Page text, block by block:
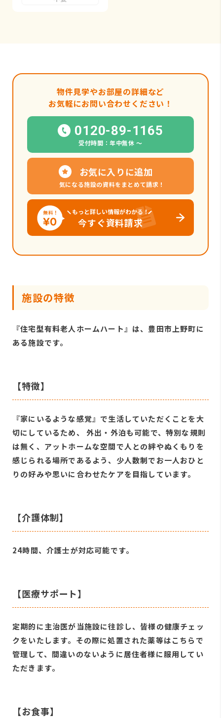
物件見学やお部屋の詳細など
お気軽にお問い合わせください！
0120-89-1165
受付時間：年中無休 〜
お気に入りに追加
気になる施設の資料をまとめて請求！
もっと詳しい情報がわかる！
今すぐ資料請求
施設の特徴
『住宅型有料老人ホームハート』は、豊田市上野町に
ある施設です。
【特徴】
『家にいるような感覚』で生活していただくことを大
切にしているため、 外出・外泊も可能で、特別な規則
は無く、アットホームな空間で人との絆やぬくもりを
感じられる場所であるよう、少人数制でお一人おひと
りの好みや思いに合わせたケアを目指しています。
【介護体制】
24時間、介護士が対応可能です。
【医療サポート】
定期的に主治医が当施設に往診し、皆様の健康チェッ
クをいたします。その際に処置された薬等はこちらで
管理して、間違いのないように居住者様に服用してい
ただきます。
【お食事】